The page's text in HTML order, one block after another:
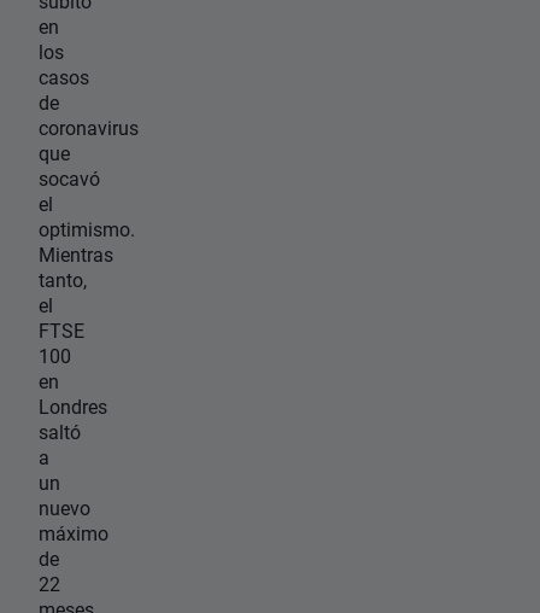
en
los
casos
de
coronavirus
que
socavó
el
optimismo.
Mientras
tanto,
el
FTSE
100
en
Londres
saltó
a
un
nuevo
máximo
de
22